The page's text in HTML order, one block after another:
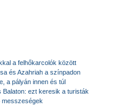
a felhőkarcolók között
és Azahriah a színpadon
a pályán innen és túl
Balaton: ezt keresik a turisták